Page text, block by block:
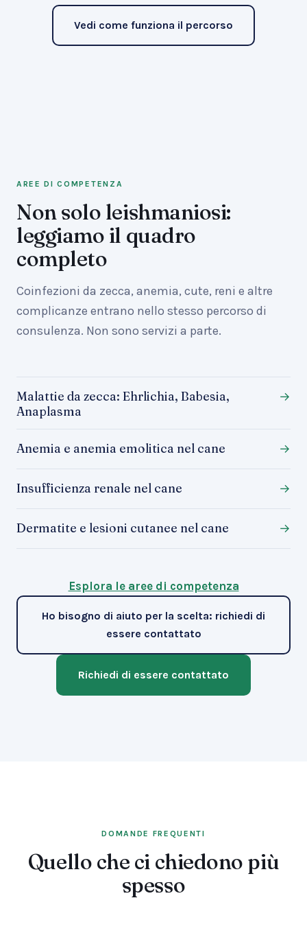
Vedi come funziona il percorso
AREE DI COMPETENZA
Non solo leishmaniosi:
leggiamo il quadro
completo
Coinfezioni da zecca, anemia, cute, reni e altre
complicanze entrano nello stesso percorso di
consulenza. Non sono servizi a parte.
Malattie da zecca: Ehrlichia, Babesia,
Anaplasma
→
Anemia e anemia emolitica nel cane →
Insufficienza renale nel cane →
Dermatite e lesioni cutanee nel cane →
Esplora le aree di competenza
Ho bisogno di aiuto per la scelta: richiedi di
essere contattato
Richiedi di essere contattato
DOMANDE FREQUENTI
Quello che ci chiedono più
spesso